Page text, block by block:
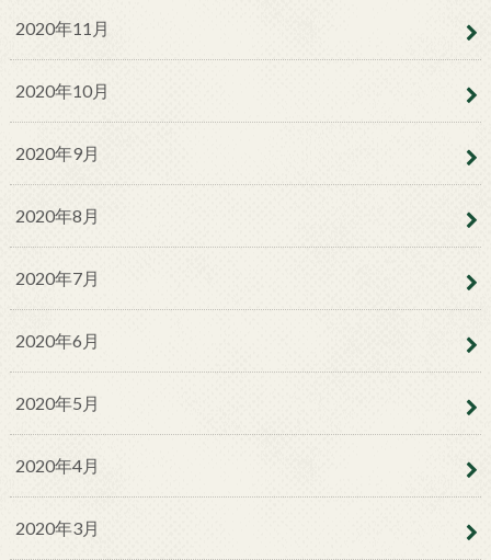
2020年11月
2020年10月
2020年9月
2020年8月
2020年7月
2020年6月
2020年5月
2020年4月
2020年3月